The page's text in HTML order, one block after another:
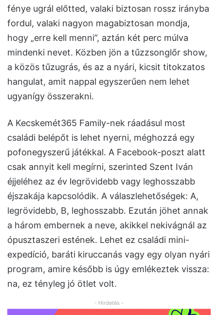
fénye ugrál előtted, valaki biztosan rossz irányba
fordul, valaki nagyon magabiztosan mondja,
hogy „erre kell menni”, aztán két perc múlva
mindenki nevet. Közben jön a tűzzsonglőr show,
a közös tűzugrás, és az a nyári, kicsit titokzatos
hangulat, amit nappal egyszerűen nem lehet
ugyanígy összerakni.
A Kecskemét365 Family-nek ráadásul most
családi belépőt is lehet nyerni, méghozzá egy
pofonegyszerű játékkal. A Facebook-poszt alatt
csak annyit kell megírni, szerinted Szent Iván
éjjeléhez az év legrövidebb vagy leghosszabb
éjszakája kapcsolódik. A válaszlehetőségek: A,
legrövidebb, B, leghosszabb. Ezután jöhet annak
a három embernek a neve, akikkel nekivágnál az
ópusztaszeri estének. Lehet ez családi mini-
expedíció, baráti kiruccanás vagy egy olyan nyári
program, amire később is úgy emlékeztek vissza:
na, ez tényleg jó ötlet volt.
- Hirdetés -